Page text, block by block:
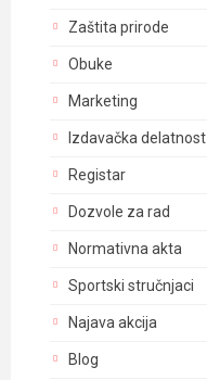
Zaštita prirode
Obuke
Marketing
Izdavačka delatnost
Registar
Dozvole za rad
Normativna akta
Sportski stručnjaci
Najava akcija
Blog